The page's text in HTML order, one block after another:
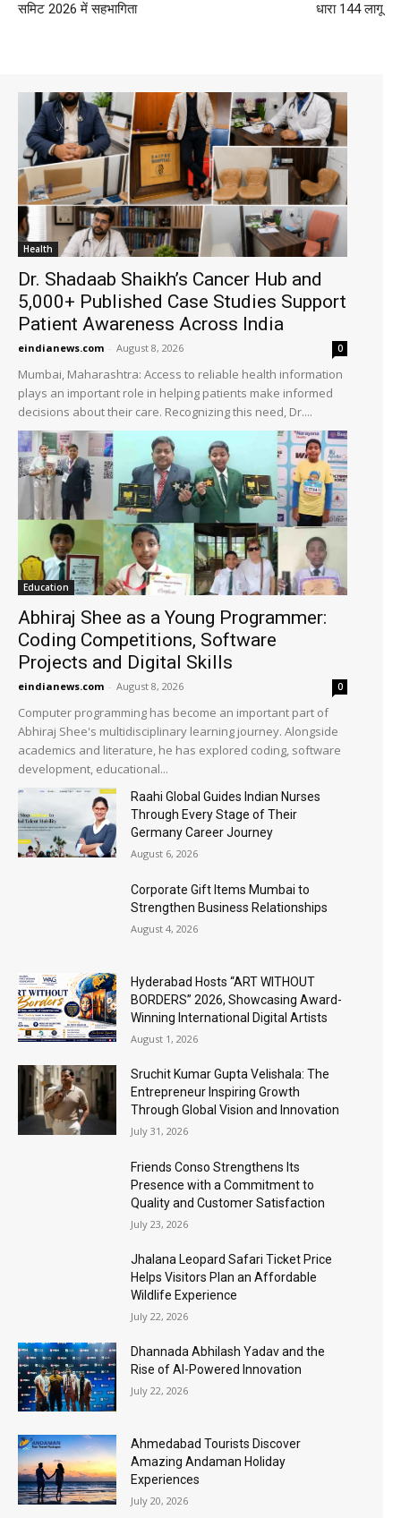
समिट 2026 में सहभागिता
धारा 144 लागू
Health
Dr. Shadaab Shaikh’s Cancer Hub and
5,000+ Published Case Studies Support
Patient Awareness Across India
eindianews.com - August 8, 2026 0
Mumbai, Maharashtra: Access to reliable health information
plays an important role in helping patients make informed
decisions about their care. Recognizing this need, Dr....
Education
Abhiraj Shee as a Young Programmer:
Coding Competitions, Software
Projects and Digital Skills
eindianews.com - August 8, 2026 0
Computer programming has become an important part of
Abhiraj Shee's multidisciplinary learning journey. Alongside
academics and literature, he has explored coding, software
development, educational...
Raahi Global Guides Indian Nurses
Through Every Stage of Their
Germany Career Journey
August 6, 2026
Corporate Gift Items Mumbai to
Strengthen Business Relationships
August 4, 2026
Hyderabad Hosts “ART WITHOUT
BORDERS” 2026, Showcasing Award-
Winning International Digital Artists
August 1, 2026
Sruchit Kumar Gupta Velishala: The
Entrepreneur Inspiring Growth
Through Global Vision and Innovation
July 31, 2026
Friends Conso Strengthens Its
Presence with a Commitment to
Quality and Customer Satisfaction
July 23, 2026
Jhalana Leopard Safari Ticket Price
Helps Visitors Plan an Affordable
Wildlife Experience
July 22, 2026
Dhannada Abhilash Yadav and the
Rise of AI-Powered Innovation
July 22, 2026
Ahmedabad Tourists Discover
Amazing Andaman Holiday
Experiences
July 20, 2026